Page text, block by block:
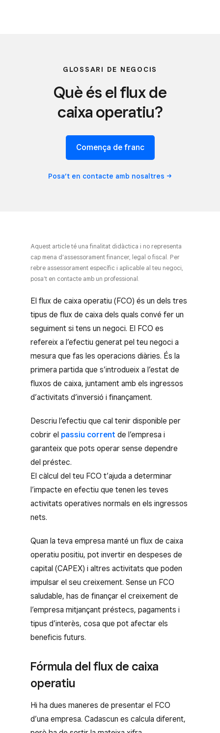
GLOSSARI DE NEGOCIS
Què és el flux de
caixa operatiu?
Comença de franc
Posa’t en contacte amb nosaltres
Aquest article té una finalitat didàctica i no representa
cap mena d’assessorament financer, legal o fiscal. Per
rebre assessorament específic i aplicable al teu negoci,
posa’t en contacte amb un professional.
El flux de caixa operatiu (FCO) és un dels tres
tipus de flux de caixa dels quals convé fer un
seguiment si tens un negoci. El FCO es
refereix a l’efectiu generat pel teu negoci a
mesura que fas les operacions diàries. És la
primera partida que s’introdueix a l’estat de
fluxos de caixa, juntament amb els ingressos
d’activitats d’inversió i finançament.
Descriu l’efectiu que cal tenir disponible per
cobrir el passiu corrent de l’empresa i
garanteix que pots operar sense dependre
del préstec.
El càlcul del teu FCO t’ajuda a determinar
l’impacte en efectiu que tenen les teves
activitats operatives normals en els ingressos
nets.
Quan la teva empresa manté un flux de caixa
operatiu positiu, pot invertir en despeses de
capital (CAPEX) i altres activitats que poden
impulsar el seu creixement. Sense un FCO
saludable, has de finançar el creixement de
l’empresa mitjançant préstecs, pagaments i
tipus d’interès, cosa que pot afectar els
beneficis futurs.
Fórmula del flux de caixa
operatiu
Hi ha dues maneres de presentar el FCO
d’una empresa. Cadascun es calcula diferent,